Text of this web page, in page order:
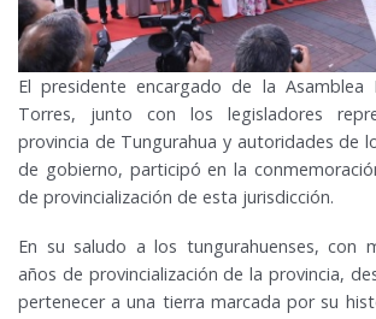
El presidente encargado de la Asamblea
Torres, junto con los legisladores
provincia de Tungurahua y autoridades de
de gobierno, participó en la
de provincialización de esta jurisdicción.
En su saludo a los tungurahuenses, con
años de provincialización de la provincia,
pertenecer a una tierra marcada por su